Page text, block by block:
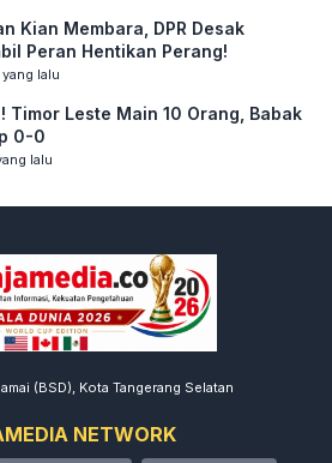
Kian Membara, DPR Desak
Peran Hentikan Perang!
lalu
Timor Leste Main 10 Orang, Babak
0-0
lalu
(BSD), Kota Tangerang Selatan
NETWORK